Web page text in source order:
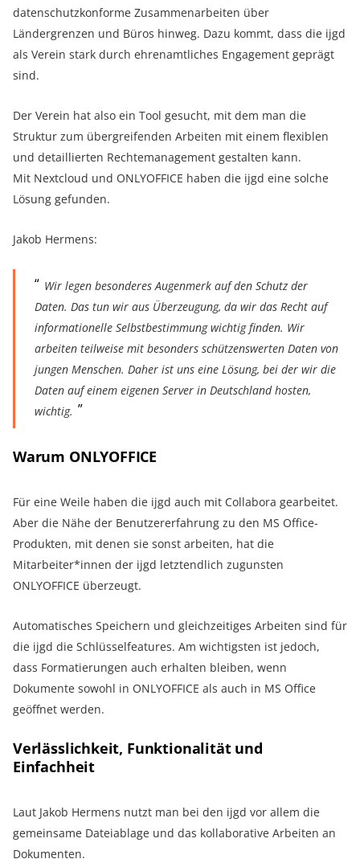
datenschutzkonforme Zusammenarbeiten über
Ländergrenzen und Büros hinweg. Dazu kommt, dass die ijgd
als Verein stark durch ehrenamtliches Engagement geprägt
sind.
Der Verein hat also ein Tool gesucht, mit dem man die
Struktur zum übergreifenden Arbeiten mit einem flexiblen
und detaillierten Rechtemanagement gestalten kann.
Mit Nextcloud und ONLYOFFICE haben die ijgd eine solche
Lösung gefunden.
Jakob Hermens:
Wir legen besonderes Augenmerk auf den Schutz der
Daten. Das tun wir aus Überzeugung, da wir das Recht auf
informationelle Selbstbestimmung wichtig finden. Wir
arbeiten teilweise mit besonders schützenswerten Daten von
jungen Menschen. Daher ist uns eine Lösung, bei der wir die
Daten auf einem eigenen Server in Deutschland hosten,
wichtig.
Warum ONLYOFFICE
Für eine Weile haben die ijgd auch mit Collabora gearbeitet.
Aber die Nähe der Benutzererfahrung zu den MS Office-
Produkten, mit denen sie sonst arbeiten, hat die
Mitarbeiter*innen der ijgd letztendlich zugunsten
ONLYOFFICE überzeugt.
Automatisches Speichern und gleichzeitiges Arbeiten sind für
die ijgd die Schlüsselfeatures. Am wichtigsten ist jedoch,
dass Formatierungen auch erhalten bleiben, wenn
Dokumente sowohl in ONLYOFFICE als auch in MS Office
geöffnet werden.
Verlässlichkeit, Funktionalität und
Einfachheit
Laut Jakob Hermens nutzt man bei den ijgd vor allem die
gemeinsame Dateiablage und das kollaborative Arbeiten an
Dokumenten.